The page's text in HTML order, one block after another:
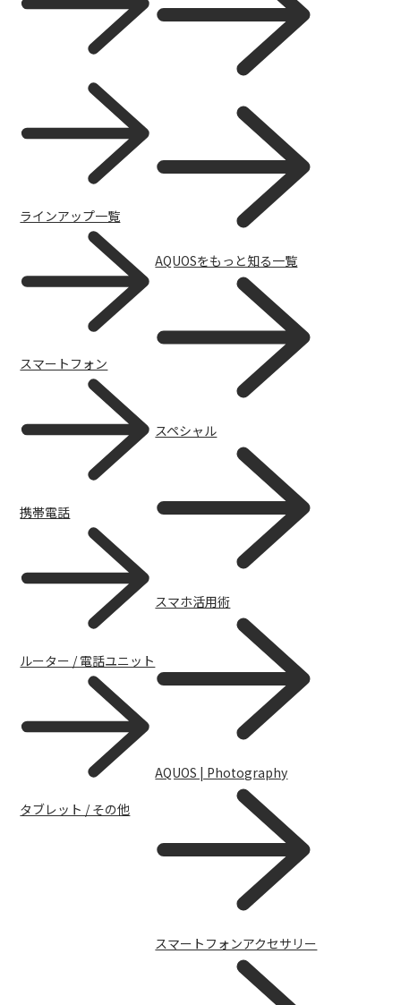
ラインアップ一覧
スマートフォン
携帯電話
ルーター / 電話ユニット
タブレット / その他
AQUOSをもっと知る一覧
スペシャル
スマホ活用術
AQUOS | Photography
スマートフォンアクセサリー